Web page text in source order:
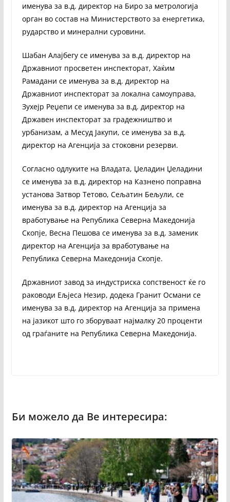
именува за в.д. директор на Биро за метрологија
орган во состав на Министерството за енергетика,
рударство и минерални суровини.
Шабан Алајбегу се именува за в.д. директор на
Државниот просветен инспекторат, Хаќим
Рамадани се именува за в.д. директор на
Државниот инспекторат за локална самоуправа,
Зухејр Реџепи се именува за в.д. директор на
Државен инспекторат за градежништво и
урбанизам, а Месуд Јакупи, се именува за в.д.
директор на Агенција за стоковни резерви.
Согласно одлуките на Владата, Џеладин Џеладини
се именува за в.д. директор на Казнено поправна
установа Затвор Тетово, Сељатин Бељули, се
именува за в.д. директор на Агенција за
вработување на Република Северна Македонија
Скопје, Весна Пешова се именува за в.д. заменик
директор на Агенција за вработување на
Република Северна Македонија Скопје.
Државниот завод за индустриска сопственост ќе го
раководи Ељјеса Незир, додека Гранит Османи се
именува за в.д. директор на Агенција за примена
на јазикот што го зборуваат најмалку 20 проценти
од граѓаните на Република Северна Македонија.